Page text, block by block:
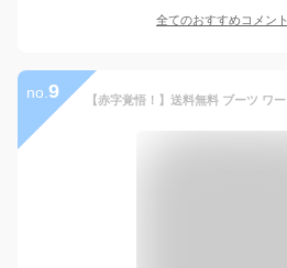
全てのおすすめコメント
no. 9